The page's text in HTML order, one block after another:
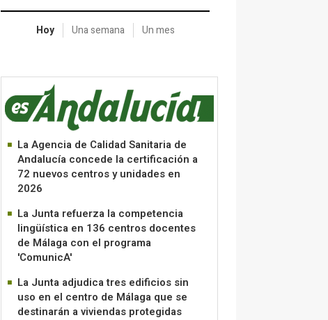
Hoy Una semana Un mes
La Agencia de Calidad Sanitaria de
Andalucía concede la certificación a
72 nuevos centros y unidades en
2026
La Junta refuerza la competencia
lingüística en 136 centros docentes
de Málaga con el programa
'ComunicA'
La Junta adjudica tres edificios sin
uso en el centro de Málaga que se
destinarán a viviendas protegidas